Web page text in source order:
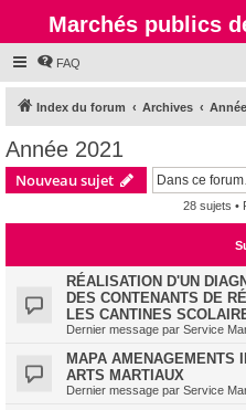
Marchés publics
FAQ
Index du forum Archives
Année 2021
Nouveau sujet
28 sujets •
RÉALISATION D'UN
DES CONTENANTS DE
LES CANTINES
Dernier message par Service
MAPA AMENAGEMENTS
ARTS MARTIAUX
Dernier message par Service